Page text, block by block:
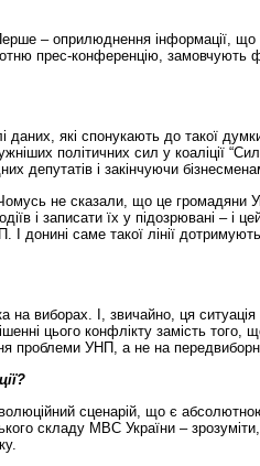
– оприлюднення інформації,
прес-конференцію,
які спонукають до такої
політичних сил у коаліції
депутатів і закінчуючи
не сказали, що це громадяни
і записати їх у підозрювані –
донині саме такої лінії
на виборах. І, звичайно, ця
цього конфлікту замість того,
проблеми УНП, а не на
сценарій, що є
складу МВС України – зрозуміти,